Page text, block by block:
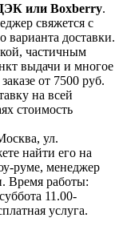
или Boxberry.
свяжется с
варианта доставки.
частичным
выдачи и многое
от 7500 руб.
на всей
стоимость
ул.
найти его на
руме, менеджер
Время работы:
11.00-
услуга.